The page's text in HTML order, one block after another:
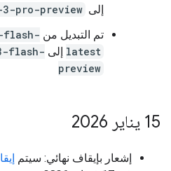
إلى 3-pro-preview
تم التبديل من flash-
latest إلى flash-
preview
‫15 يناير 2026
إشعار بإيقاف نهائي: سيتم